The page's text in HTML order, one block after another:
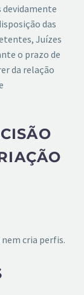
das
Juízes
o prazo de
da relação
cria perfis.